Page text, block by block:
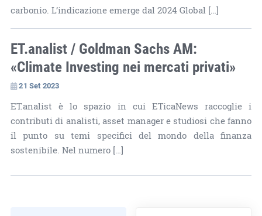
carbonio. L’indicazione emerge dal 2024 Global […]
ET.analist / Goldman Sachs AM:
«Climate Investing nei mercati privati»
21 Set 2023
ET.analist è lo spazio in cui ETicaNews raccoglie i
contributi di analisti, asset manager e studiosi che fanno
il punto su temi specifici del mondo della finanza
sostenibile. Nel numero […]